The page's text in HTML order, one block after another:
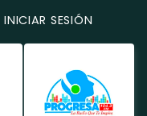
INICIAR SESIÓN